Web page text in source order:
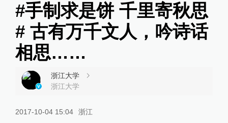
#手制求是饼 千里寄秋思
# 古有万千文人，吟诗话
相思……
浙江大学
浙江大学
2017-10-04 15:04 浙江